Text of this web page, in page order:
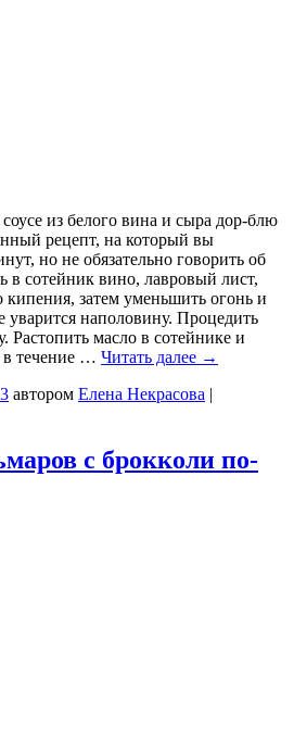
из белого вина и сыра дор-блю
рецепт, на который вы
но не обязательно говорить об
в сотейник вино, лавровый лист,
кипения, затем уменьшить огонь и
уварится наполовину. Процедить
Растопить масло в сотейнике и
в течение … Читать далее →
автором Елена Некрасова |
с брокколи по-